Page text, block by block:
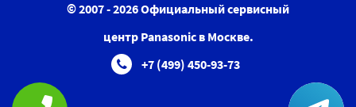
© 2007 - 2026 Официальный сервисный
центр Panasonic в Москве.
+7 (499) 450-93-73